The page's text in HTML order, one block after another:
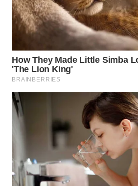
WN
SIMALUNGUN
LABUHANBATU
WN
WN
TEBING
TINGGI